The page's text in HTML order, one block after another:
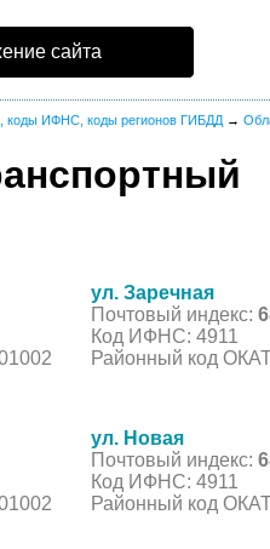
сайта
коды ИФНС, коды регионов ГИБДД →
ул. Заречная
Почтовый индекс:
Код ИФНС: 4911
Районный код
ул. Новая
Почтовый индекс:
Код ИФНС: 4911
Районный код